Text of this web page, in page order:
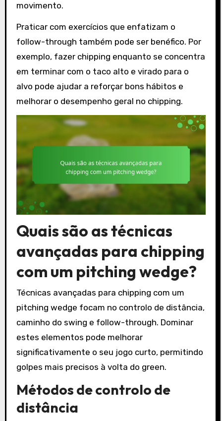
movimento.
Praticar com exercícios que enfatizam o
follow-through também pode ser benéfico. Por
exemplo, fazer chipping enquanto se concentra
em terminar com o taco alto e virado para o
alvo pode ajudar a reforçar bons hábitos e
melhorar o desempenho geral no chipping.
Quais são as técnicas
avançadas para chipping
com um pitching wedge?
Técnicas avançadas para chipping com um
pitching wedge focam no controlo de distância,
caminho do swing e follow-through. Dominar
estes elementos pode melhorar
significativamente o seu jogo curto, permitindo
golpes mais precisos à volta do green.
Métodos de controlo de
distância